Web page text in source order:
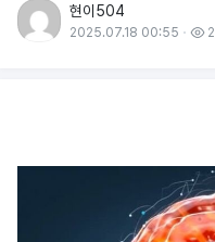
현이504
2025.07.18 00:55